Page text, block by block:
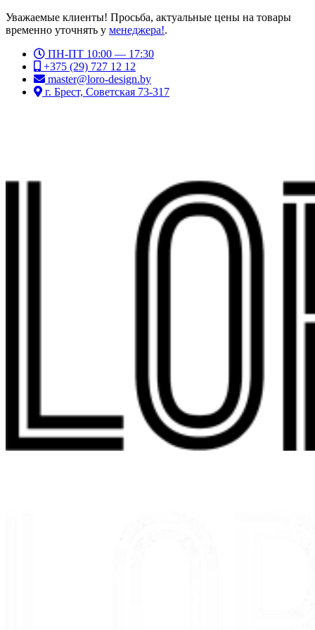
Уважаемые клиенты! Просьба, актуальные цены на товары
временно уточнять у менеджера!.
ПН-ПТ 10:00 — 17:30
+375 (29) 727 12 12
master@loro-design.by
г. Брест, Советская 73-317